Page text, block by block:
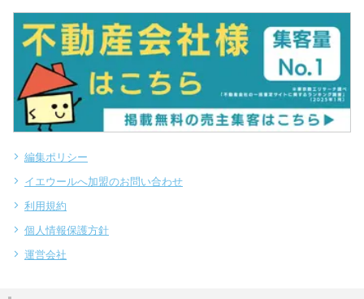
編集ポリシー
イエウールへ加盟のお問い合わせ
利用規約
個人情報保護方針
運営会社